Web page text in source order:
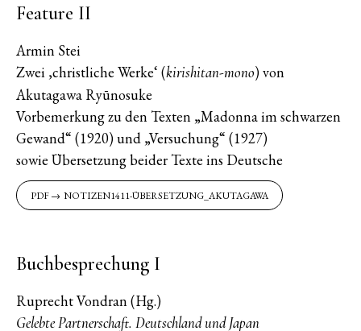
Feature II
Armin Stei
Zwei ‚christliche Werke‘ (kirishitan-mono) von
Akutagawa Ryūnosuke
Vorbemerkung zu den Texten „Madonna im schwarzen
Gewand“ (1920) und „Versuchung“ (1927)
sowie Übersetzung beider Texte ins Deutsche
NOTIZEN1411-ÜBERSETZUNG_AKUTAGAWA
Buchbesprechung I
Ruprecht Vondran (Hg.)
Gelebte Partnerschaft. Deutschland und Japan